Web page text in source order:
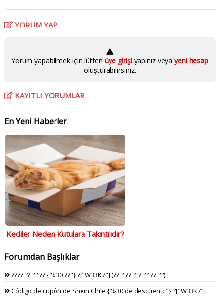
YORUM YAP
Yorum yapabilmek için lütfenüye girişiyapınız veya yeni hesap
oluşturabilirsiniz.
KAYITLI YORUMLAR
En Yeni Haberler
Kediler Neden Kutulara Takıntılıdır?
Forumdan Başlıklar
???? ?? ?? ?? {"$30 ??"} ?["W33K7"] (?? ? ?? ??? ?? ?? ??)
Código de cupón de Shein Chile {"$30 de descuento"} ?["W33K7"]